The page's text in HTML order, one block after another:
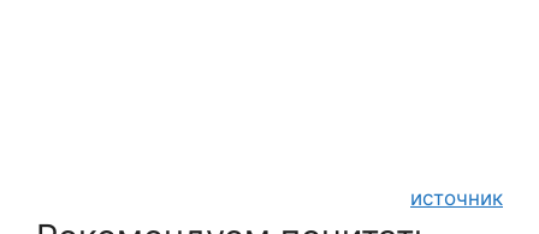
источник